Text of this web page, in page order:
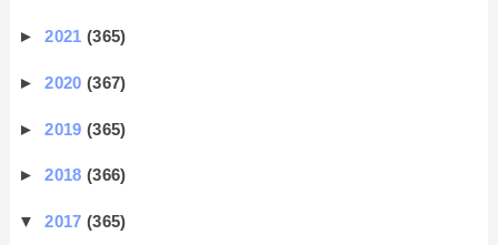
►2021(365)
►2020(367)
►2019(365)
►2018(366)
▼2017(365)